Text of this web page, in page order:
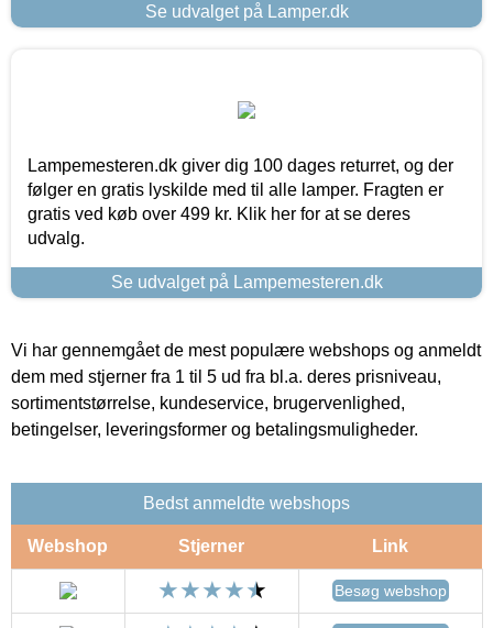
Se udvalget på Lamper.dk
Lampemesteren.dk giver dig 100 dages returret, og der
følger en gratis lyskilde med til alle lamper. Fragten er
gratis ved køb over 499 kr. Klik her for at se deres
udvalg.
Se udvalget på Lampemesteren.dk
Vi har gennemgået de mest populære webshops og anmeldt
dem med stjerner fra 1 til 5 ud fra bl.a. deres prisniveau,
sortimentstørrelse, kundeservice, brugervenlighed,
betingelser, leveringsformer og betalingsmuligheder.
Bedst anmeldte webshops
Webshop Stjerner Link
Besøg webshop